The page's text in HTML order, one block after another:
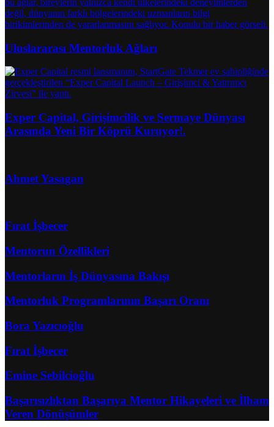
Uluslararası Mentorluk Ağları
Exper Capital, Girişimcilik ve Sermaye Dünyası
Arasında Yeni Bir Köprü Kuruyor!.
Ahmet Yasagan
Fırat İşbecer
Mentorun Özellikleri
Mentorların İş Dünyasına Bakışı
Mentorluk Programlarının Başarı Oranı
Bora Yazıcıoğlu
Fırat İşbecer
Emine Sebilcioğlu
Başarısızlıktan Başarıya Mentor Hikayeleri ve İlham
Veren Dönüşümler